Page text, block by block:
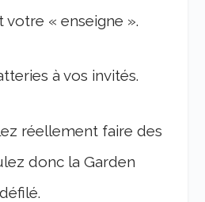
« enseigne ».
à vos invités.
réellement faire des
donc la Garden